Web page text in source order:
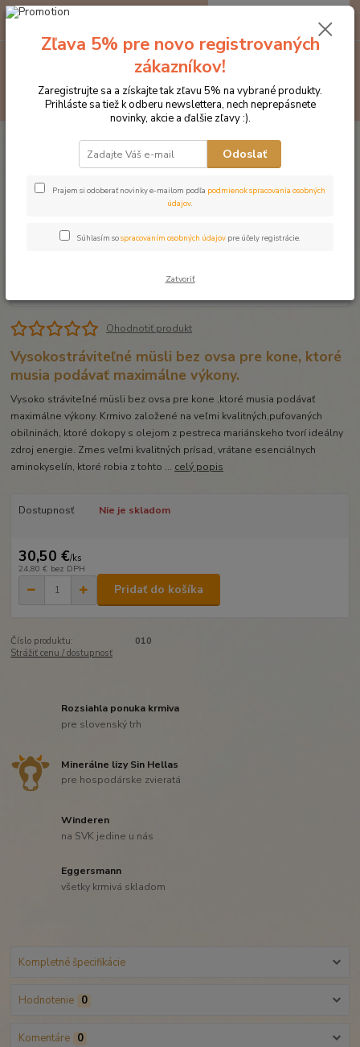
Hľadať
za0 €
Krmivo pre kone EGGERSMANN Šport a vysoká záťaž
Golden Power 15 kg
EMH Golden Power 15 kg
Ohodnotiť produkt
Vysokostráviteľné müsli bez ovsa pre kone, ktoré
musia podávať maximálne výkony.
Vysoko stráviteľné müsli bez ovsa pre kone ,ktoré musia podávať
maximálne výkony. Krmivo založené na veľmi kvalitných,pufovaných
obilninách, ktoré dokopy s olejom z pestreca mariánskeho tvorí ideálny
zdroj energie. Zmes veľmi kvalitných prísad, vrátane esenciálnych
aminokyselín, ktoré robia z tohto ... celý popis
Dostupnosť Nie je skladom
30,50 €/ks
24,80 € bez DPH
Pridať do košíka
Číslo produktu:
010
Strážiť cenu / dostupnosť
Rozsiahla ponuka krmiva
pre slovenský trh
Minerálne lizy Sin Hellas
pre hospodárske zvieratá
Winderen
na SVK jedine u nás
Eggersmann
všetky krmivá skladom
Kompletné špecifikácie
Hodnotenie 0
Komentáre 0
Zľava 5% pre novo registrovaných
zákazníkov!
Zaregistrujte sa a získajte tak zľavu 5% na vybrané produkty.
Prihláste sa tiež k odberu newslettera, nech neprepásnete
novinky, akcie a ďalšie zľavy :).
Odoslať
Prajem si odoberať novinky e-mailom podľa podmienok spracovania osobných
údajov.
Súhlasím sospracovaním osobných údajov pre účely registrácie.
Zatvoriť